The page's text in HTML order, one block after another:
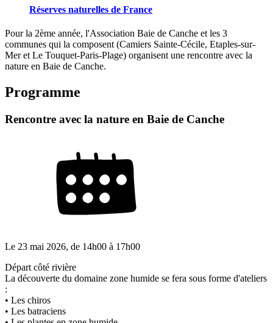
Réserves naturelles de France
Pour la 2ème année, l'Association Baie de Canche et les 3
communes qui la composent (Camiers Sainte-Cécile, Etaples-sur-
Mer et Le Touquet-Paris-Plage) organisent une rencontre avec la
nature en Baie de Canche.
Programme
Rencontre avec la nature en Baie de Canche
Le 23 mai 2026, de 14h00 à 17h00
Départ côté rivière
La découverte du domaine zone humide se fera sous forme d'ateliers
:
• Les chiros
• Les batraciens